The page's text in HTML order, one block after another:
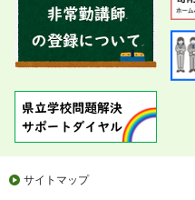
サイトマップ